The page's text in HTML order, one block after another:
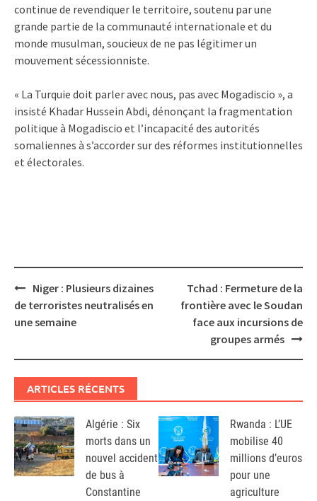
continue de revendiquer le territoire, soutenu par une
grande partie de la communauté internationale et du
monde musulman, soucieux de ne pas légitimer un
mouvement sécessionniste.
« La Turquie doit parler avec nous, pas avec Mogadiscio », a
insisté Khadar Hussein Abdi, dénonçant la fragmentation
politique à Mogadiscio et l’incapacité des autorités
somaliennes à s’accorder sur des réformes institutionnelles
et électorales.
Post
navigation
Niger : Plusieurs dizaines
de terroristes neutralisés en
une semaine
Tchad : Fermeture de la
frontière avec le Soudan
face aux incursions de
groupes armés
ARTICLES RÉCENTS
Algérie : Six
morts dans un
nouvel accident
de bus à
Constantine
Rwanda : L’UE
mobilise 40
millions d’euros
pour une
agriculture